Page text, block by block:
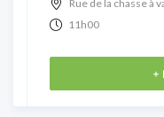
Rue de la chasse à
11h00
+